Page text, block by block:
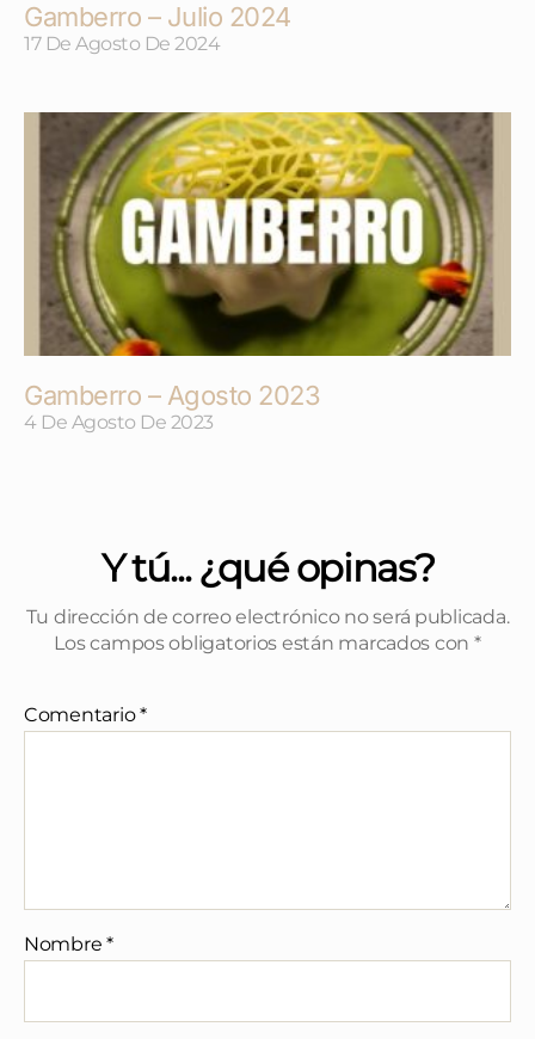
Gamberro – Julio 2024
17 De Agosto De 2024
Gamberro – Agosto 2023
4 De Agosto De 2023
Y tú... ¿qué opinas?
Tu dirección de correo electrónico no será publicada.
Los campos obligatorios están marcados con *
Comentario*
Nombre*